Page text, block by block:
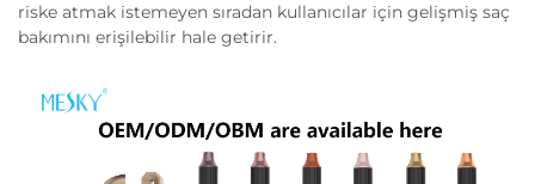
riske atmak istemeyen sıradan kullanıcılar için gelişmiş saç
bakımını erişilebilir hale getirir.